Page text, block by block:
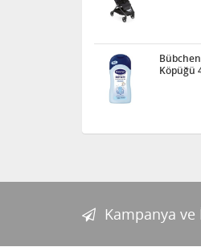
Köpüğü
Kampanya